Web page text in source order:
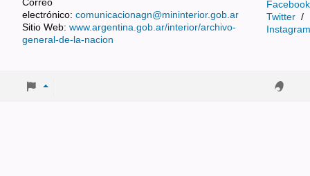
Correo
electrónico: comunicacionagn@mininterior.gob.ar
Sitio Web: www.argentina.gob.ar/interior/archivo-
general-de-la-nacion
Facebook
Twitter /
Instagram